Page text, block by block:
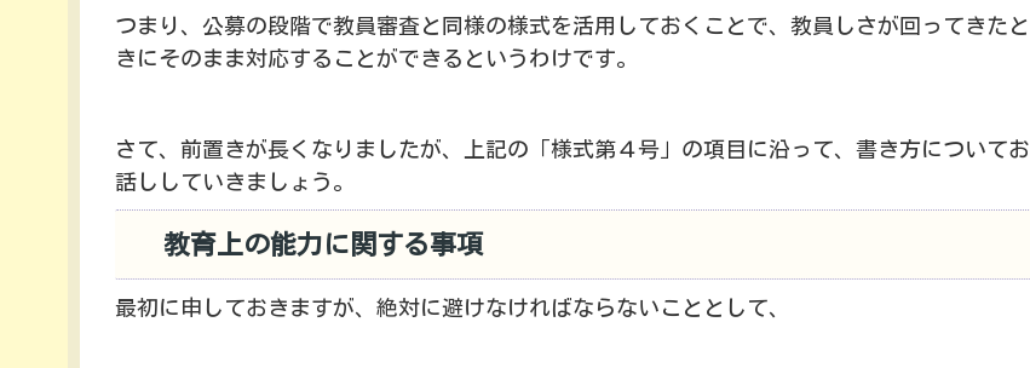
つまり、公募の段階で教員審査と同様の様式を活用しておくことで、教員しさが回ってきたと
きにそのまま対応することができるというわけです。
さて、前置きが長くなりましたが、上記の「様式第４号」の項目に沿って、書き方についてお
話ししていきましょう。
教育上の能力に関する事項
最初に申しておきますが、絶対に避けなければならないこととして、